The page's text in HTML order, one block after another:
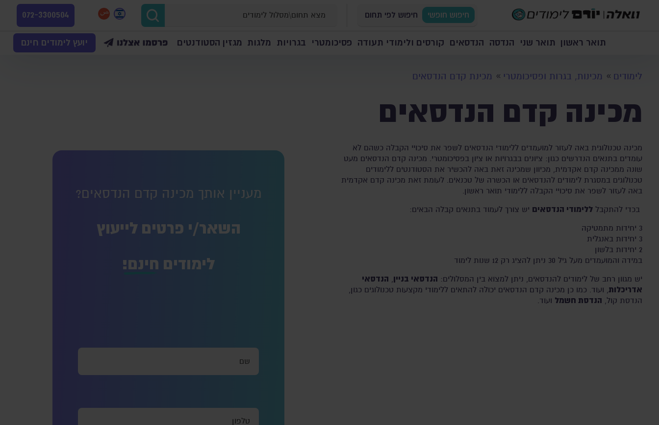
חיפוש חופשי חיפוש לפי תחום 072-3300504
תואר ראשון תואר שני הנדסה הנדסאים קורסים ולימודי תעודה פסיכומטרי בגרויות מלגות מגזין הסטודנטים יועץ לימודים חינם
לימודים מכינות, בגרות ופסיכומטרי מכינת קדם הנדסאים
מכינה קדם הנדסאים
מכינה טכנולוגית באה לעזור למועמדים ללימודי הנדסאים לשפר את סיכויי הקבלה כשהם לא
עומדים בתנאים הנדרשים כגון: ציונים בבגרויות או ציון בפסיכומטרי. מכינה קדם הנדסאים מעט
שונה ממכינה קדם אקדמית, מכיוון שמכינה זאת באה להכשיר את הסטודנטים ללימודים
טכנולוגים במסגרת לימודים להנדסאים או הכשרה של טכנאים. לעומת זאת מכינה קדם אקדמית
באה לעזור לשפר את סיכויי הקבלה ללימודי תואר ראשון.
בכדי להתקבל ללימודי הנדסאים יש צורך לעמוד בתנאים קבלה הבאים:
3 יחידות מתמטיקה
3 יחידות באנגלית
2 יחידות בלשון
במידה והמועמדים מעל גיל 30 ניתן להציג רק 12 שנות לימוד
יש מגוון רחב של לימודים להנדסאים, ניתן למצוא בין המסלולים: הנדסאי בניין, הנדסאי
אדריכלות, ועוד. כמו כן מכינה קדם הנדסאים יכולה להתאים ללימודי מקצעות טכנולוגים כגון,
הנדסת קול, הנדסת חשמל ועוד.
מעניין אותך מכינה קדם הנדסאים?
השאר/י פרטים לייעוץ
לימודים חינם!